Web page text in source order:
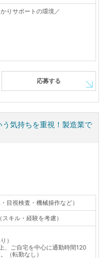
りサポートの環境／
応募する
気持ちを重視！製造業で
目視検査・機械操作など）
キル・経験を考慮）
）
、ご自宅を中心に通勤時間120
（転勤なし）